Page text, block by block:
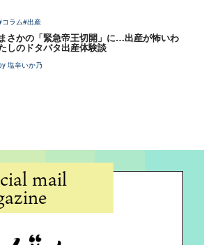
コラム#出産
まさかの「緊急帝王切開」に…出産が怖いわ
しのドタバタ出産体験談
塩辛いか乃
mail